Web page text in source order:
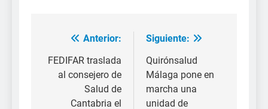
Navegación
de
entradas
Anterior:
FEDIFAR traslada
al consejero de
Salud de
Cantabria el
Siguiente:
Quirónsalud
Málaga pone en
marcha una
unidad de